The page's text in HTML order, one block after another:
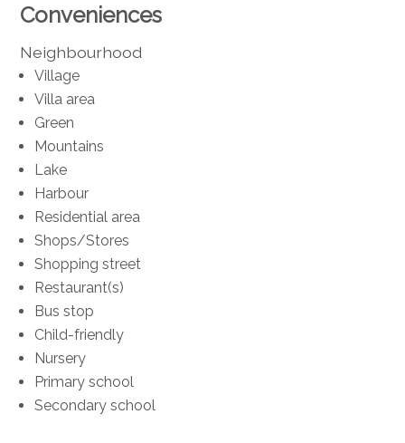
Conveniences
Neighbourhood
Village
Villa area
Green
Mountains
Lake
Harbour
Residential area
Shops/Stores
Shopping street
Restaurant(s)
Bus stop
Child-friendly
Nursery
Primary school
Secondary school